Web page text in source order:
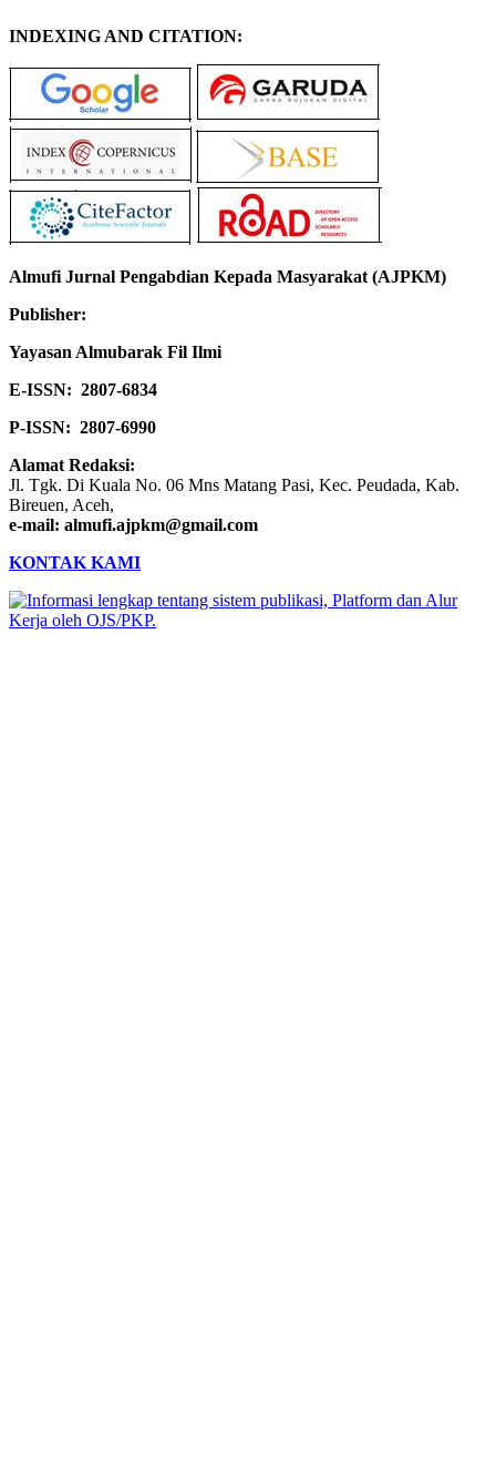
INDEXING AND CITATION:
Almufi Jurnal Pengabdian Kepada Masyarakat (AJPKM)
Publisher:
Yayasan Almubarak Fil Ilmi
E-ISSN: 2807-6834
P-ISSN: 2807-6990
Alamat Redaksi:
Jl. Tgk. Di Kuala No. 06 Mns Matang Pasi, Kec. Peudada, Kab.
Bireuen, Aceh,
e-mail: almufi.ajpkm@gmail.com
KONTAK KAMI